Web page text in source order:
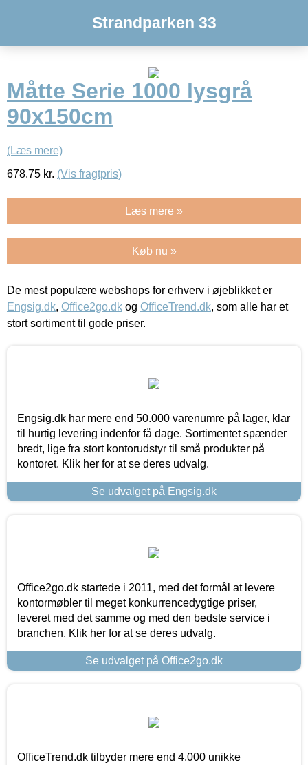
Strandparken 33
Måtte Serie 1000 lysgrå
90x150cm
(Læs mere)
678.75 kr. (Vis fragtpris)
Læs mere »
Køb nu »
De mest populære webshops for erhverv i øjeblikket er
Engsig.dk, Office2go.dk og OfficeTrend.dk, som alle har et
stort sortiment til gode priser.
Engsig.dk har mere end 50.000 varenumre på lager, klar
til hurtig levering indenfor få dage. Sortimentet spænder
bredt, lige fra stort kontorudstyr til små produkter på
kontoret. Klik her for at se deres udvalg.
Se udvalget på Engsig.dk
Office2go.dk startede i 2011, med det formål at levere
kontormøbler til meget konkurrencedygtige priser,
leveret med det samme og med den bedste service i
branchen. Klik her for at se deres udvalg.
Se udvalget på Office2go.dk
OfficeTrend.dk tilbyder mere end 4.000 unikke